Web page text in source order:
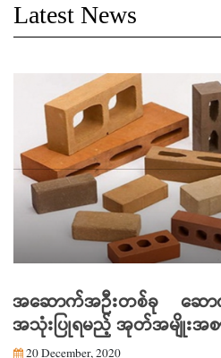
Latest News
အဆောက်အဦးတစ်ခု ဆော
အသုံးပြုရမည့် အုတ်အမျိုးအစာ
20 December, 2020